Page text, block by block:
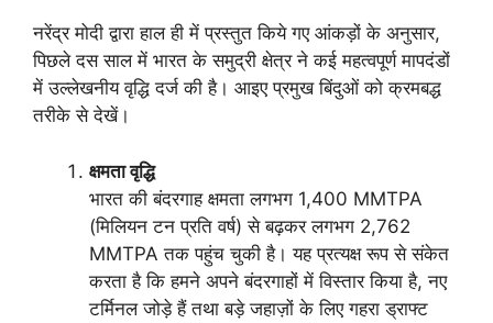
नरेंद्र मोदी द्वारा हाल ही में प्रस्तुत किये गए आंकड़ों के अनुसार,
पिछले दस साल में भारत के समुद्री क्षेत्र ने कई महत्वपूर्ण मापदंडों
में उल्लेखनीय वृद्धि दर्ज की है। आइए प्रमुख बिंदुओं को क्रमबद्ध
तरीके से देखें।
क्षमता वृद्धि
भारत की बंदरगाह क्षमता लगभग 1,400 MMTPA
(मिलियन टन प्रति वर्ष) से बढ़कर लगभग 2,762
MMTPA तक पहुंच चुकी है। यह प्रत्यक्ष रूप से संकेत
करता है कि हमने अपने बंदरगाहों में विस्तार किया है, नए
टर्मिनल जोड़े हैं तथा बड़े जहाज़ों के लिए गहरा ड्राफ्ट